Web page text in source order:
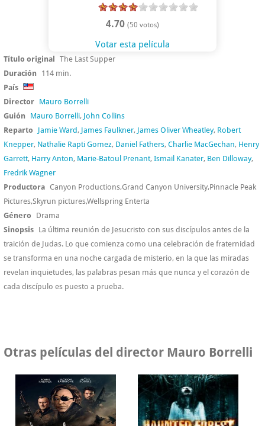
4.70 (50 votos)
Votar esta película
Título original
The Last Supper
Duración 114 min.
País
Director Mauro Borrelli
Guión Mauro Borrelli, John Collins
Reparto
Jamie Ward , James Faulkner, James Oliver Wheatley, Robert
Knepper, Nathalie Rapti Gomez, Daniel Fathers, Charlie MacGechan, Henry
Garrett, Harry Anton, Marie-Batoul Prenant, Ismail Kanater, Ben Dilloway,
Fredrik Wagner
Productora Canyon Productions,Grand Canyon University,Pinnacle Peak
Pictures,Skyrun pictures,Wellspring Enterta
Género
Drama
Sinopsis La última reunión de Jesucristo con sus discípulos antes de la
traición de Judas. Lo que comienza como una celebración de fraternidad
se transforma en una noche cargada de misterio, en la que las miradas
revelan inquietudes, las palabras pesan más que nunca y el corazón de
cada discípulo es puesto a prueba.
Otras películas del director Mauro Borrelli